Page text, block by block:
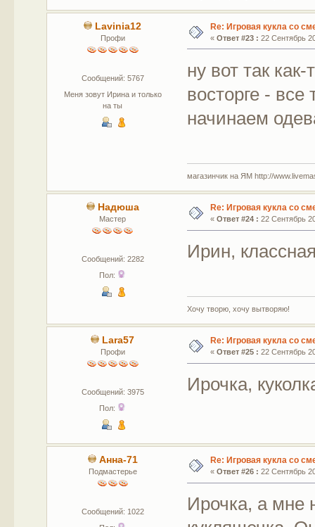
Lavinia12
Профи
Сообщений: 5767
Меня зовут Ирина и только
на ты
Re: Игровая кукла со
« Ответ #23 : 22 Сентябрь
ну вот так
восторге -
начинаем
магазинчик на ЯМ http://
Надюша
Мастер
Сообщений: 2282
Пол:
Re: Игровая кукла со
« Ответ #24 : 22 Сентябрь
Ирин,
Хочу творю, хочу вытворяю!
Lara57
Профи
Сообщений: 3975
Пол:
Re: Игровая кукла со
« Ответ #25 : 22 Сентябрь
Ирочка,
Анна-71
Подмастерье
Сообщений: 1022
Re: Игровая кукла со
« Ответ #26 : 22 Сентябрь
Ирочка, а мне